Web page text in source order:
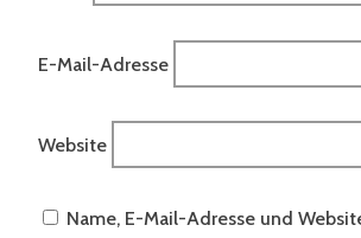
E-Mail-Adresse
Website
Name, E-Mail-Adresse und